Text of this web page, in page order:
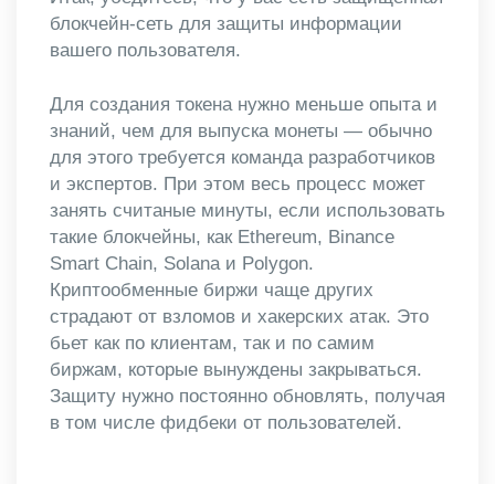
блокчейн-сеть для защиты информации
вашего пользователя.
Для создания токена нужно меньше опыта и
знаний, чем для выпуска монеты — обычно
для этого требуется команда разработчиков
и экспертов. При этом весь процесс может
занять считаные минуты, если использовать
такие блокчейны, как Ethereum, Binance
Smart Chain, Solana и Polygon.
Криптообменные биржи чаще других
страдают от взломов и хакерских атак. Это
бьет как по клиентам, так и по самим
биржам, которые вынуждены закрываться.
Защиту нужно постоянно обновлять, получая
в том числе фидбеки от пользователей.